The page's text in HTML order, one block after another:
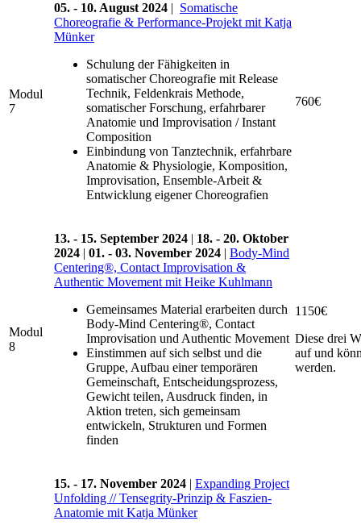
Modul
7
05. - 10. August 2024 | Somatische
Choreografie & Performance-Projekt mit Katja
Münker
Schulung der Fähigkeiten in
somatischer Choreografie mit Release
Technik, Feldenkrais Methode,
somatischer Forschung, erfahrbarer
Anatomie und Improvisation / Instant
Composition
Einbindung von Tanztechnik, erfahrbare
Anatomie & Physiologie, Komposition,
Improvisation, Ensemble-Arbeit &
Entwicklung eigener Choreografien
760€
Modul
8
13. - 15. September 2024 | 18. - 20. Oktober
2024 | 01. - 03. November 2024 | Body-Mind
Centering®, Contact Improvisation &
Authentic Movement mit Heike Kuhlmann
Gemeinsames Material erarbeiten durch
Body-Mind Centering®, Contact
Improvisation und Authentic Movement
Einstimmen auf sich selbst und die
Gruppe, Aufbau einer temporären
Gemeinschaft, Entscheidungsprozess,
Gewicht teilen, Ausdruck finden, in
Aktion treten, sich gemeinsam
entwickeln, Strukturen und Formen
finden
1150€
Diese drei
auf und
werden.
15. - 17. November 2024 | Expanding Project
Unfolding // Tensegrity-Prinzip & Faszien-
Anatomie mit Katja Münker